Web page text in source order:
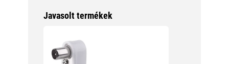
Javasolt termékek